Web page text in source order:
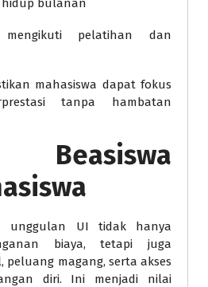
hidup bulanan
mengikuti pelatihan dan
mahasiswa dapat fokus
tanpa hambatan
Beasiswa
unggulan UI tidak hanya
biaya, tetapi juga
peluang magang, serta akses
diri. Ini menjadi nilai